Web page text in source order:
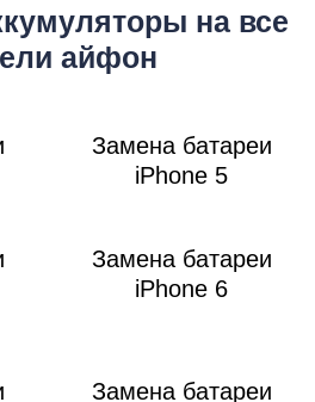
на все
айфон
Замена батареи
iPhone 5
Замена батареи
iPhone 6
Замена батареи